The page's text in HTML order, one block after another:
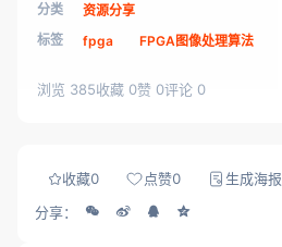
分类
资源分享
标签
fpga FPGA图像处理算法
浏览 385收藏 0赞 0评论 0
收藏0 点赞0 生成海报
分享：